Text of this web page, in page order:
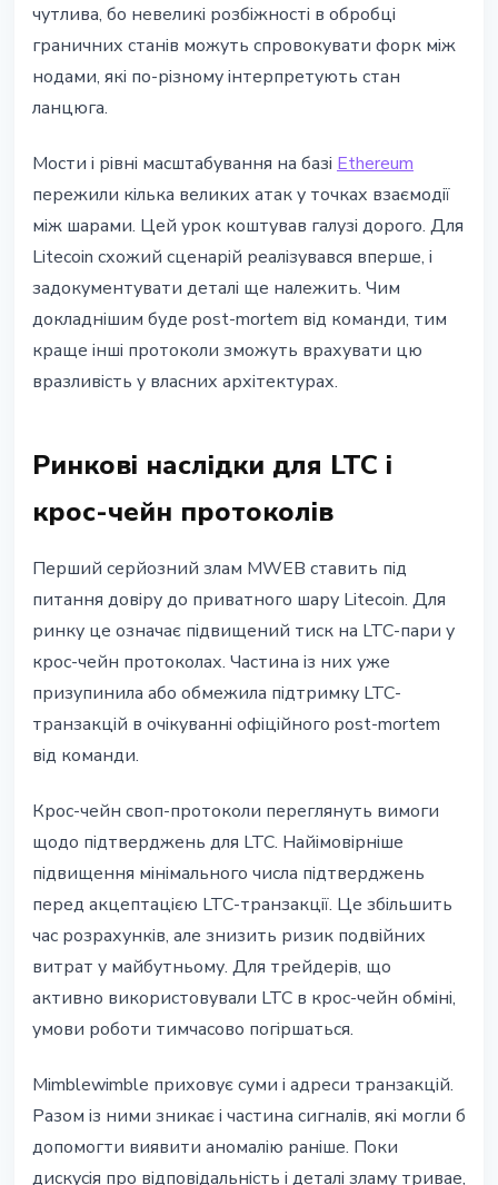
чутлива, бо невеликі розбіжності в обробці
граничних станів можуть спровокувати форк між
нодами, які по-різному інтерпретують стан
ланцюга.
Мости і рівні масштабування на базі Ethereum
пережили кілька великих атак у точках взаємодії
між шарами. Цей урок коштував галузі дорого. Для
Litecoin схожий сценарій реалізувався вперше, і
задокументувати деталі ще належить. Чим
докладнішим буде post-mortem від команди, тим
краще інші протоколи зможуть врахувати цю
вразливість у власних архітектурах.
Ринкові наслідки для LTC і
крос-чейн протоколів
Перший серйозний злам MWEB ставить під
питання довіру до приватного шару Litecoin. Для
ринку це означає підвищений тиск на LTC-пари у
крос-чейн протоколах. Частина із них уже
призупинила або обмежила підтримку LTC-
транзакцій в очікуванні офіційного post-mortem
від команди.
Крос-чейн своп-протоколи переглянуть вимоги
щодо підтверджень для LTC. Найімовірніше
підвищення мінімального числа підтверджень
перед акцептацією LTC-транзакції. Це збільшить
час розрахунків, але знизить ризик подвійних
витрат у майбутньому. Для трейдерів, що
активно використовували LTC в крос-чейн обміні,
умови роботи тимчасово погіршаться.
Mimblewimble приховує суми і адреси транзакцій.
Разом із ними зникає і частина сигналів, які могли б
допомогти виявити аномалію раніше. Поки
дискусія про відповідальність і деталі зламу тривае,